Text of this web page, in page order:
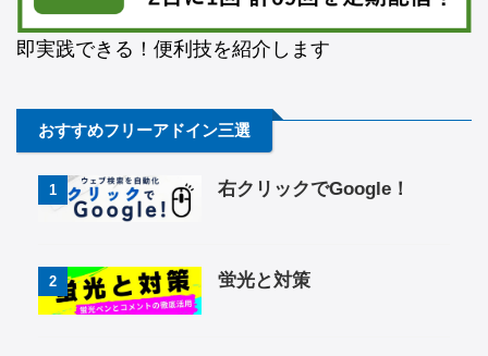
即実践できる！便利技を紹介します
おすすめフリーアドイン三選
1 右クリックでGoogle！
2 蛍光と対策